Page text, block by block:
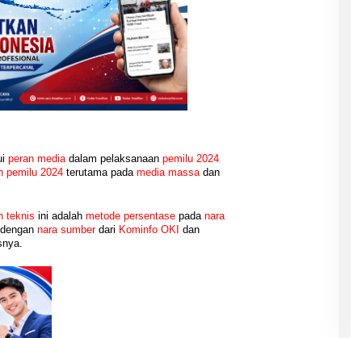
peran mediadalam pelaksanaan pemilu 2024
pemilu 2024terutama pada media massadan
teknis ini adalah metode persentasepada nara
dengan nara sumberdari Kominfo OKI dan